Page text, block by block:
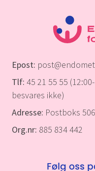
Epost:
Tlf: 45 21 55 55
besvares ikke)
Adresse: Postboks
Org.nr: 885 834 442
Følg oss